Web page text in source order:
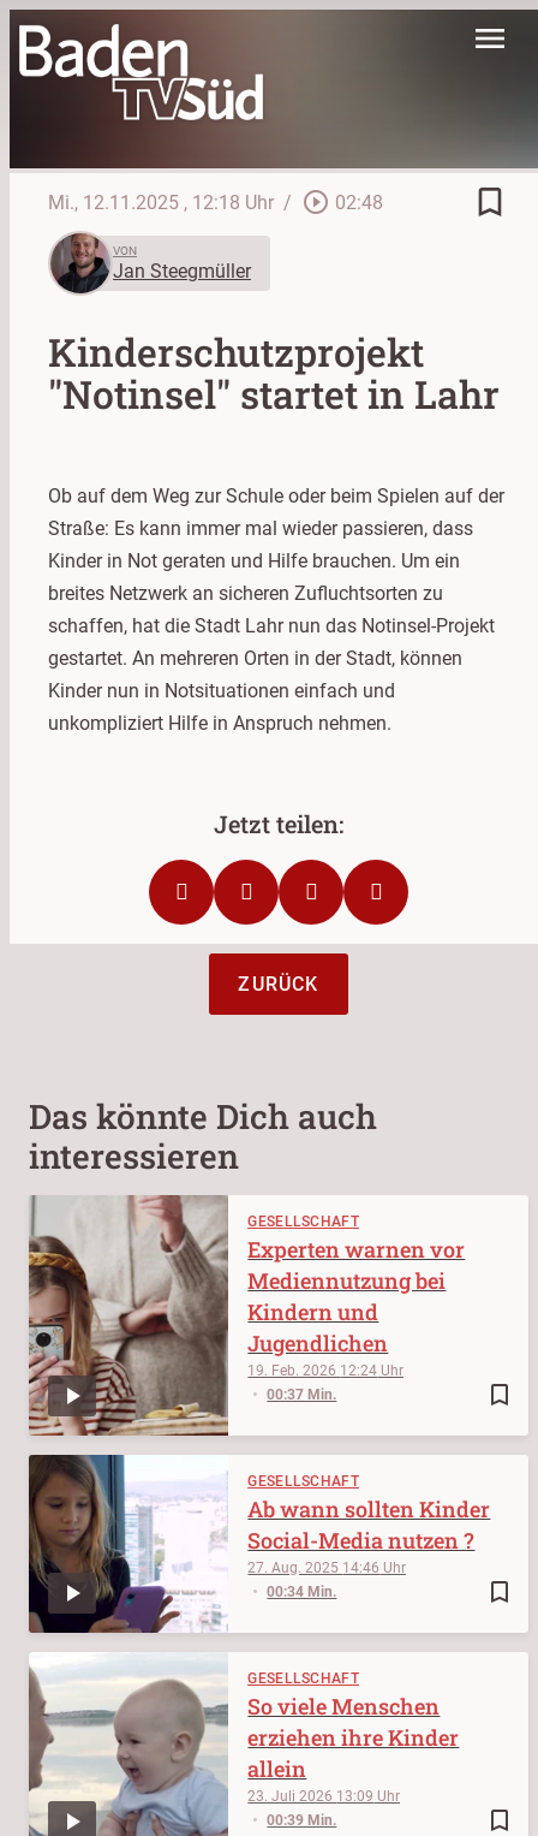
menu
Mi., 12.11.2025 , 12:18 Uhr / play_circle_outline 02:48 bookmark_border
VON
Jan Steegmüller
Kinderschutzprojekt
"Notinsel" startet in Lahr
Ob auf dem Weg zur Schule oder beim Spielen auf der
Straße: Es kann immer mal wieder passieren, dass
Kinder in Not geraten und Hilfe brauchen. Um ein
breites Netzwerk an sicheren Zufluchtsorten zu
schaffen, hat die Stadt Lahr nun das Notinsel-Projekt
gestartet. An mehreren Orten in der Stadt, können
Kinder nun in Notsituationen einfach und
unkompliziert Hilfe in Anspruch nehmen.
ZURÜCK
Das könnte Dich auch
interessieren
GESELLSCHAFT
bookmark_border
19. Feb. 2026 12:24
00:37 Min.
Experten warnen vor
Mediennutzung bei
Kindern und
Jugendlichen
GESELLSCHAFT
bookmark_border
27. Aug. 2025 14:46
00:34 Min.
Ab wann sollten Kinder
Social-Media nutzen ?
GESELLSCHAFT
bookmark_border
23. Juli 2026 13:09
00:39 Min.
So viele Menschen
erziehen ihre Kinder
allein